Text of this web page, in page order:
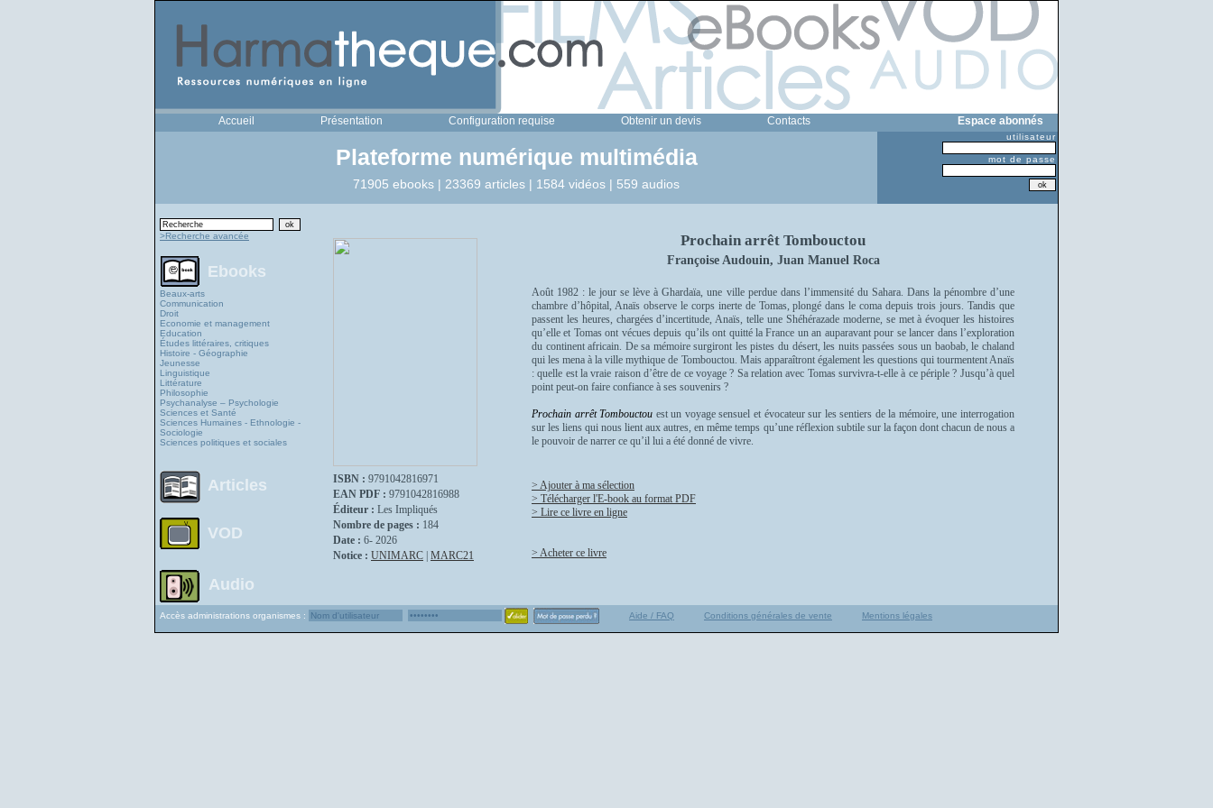
Accueil Présentation Configuration requise Obtenir un devis Contacts Espace abonnés
Plateforme numérique multimédia
71905 ebooks | 23369 articles | 1584 vidéos | 559 audios
utilisateur
mot de passe
>Recherche avancée
Ebooks
Beaux-arts
Communication
Droit
Economie et management
Education
Études littéraires, critiques
Histoire - Géographie
Jeunesse
Linguistique
Littérature
Philosophie
Psychanalyse – Psychologie
Sciences et Santé
Sciences Humaines - Ethnologie -
Sociologie
Sciences politiques et sociales
Articles
VOD
Audio
ISBN : 9791042816971
EAN PDF : 9791042816988
Éditeur : Les Impliqués
Nombre de pages : 184
Date : 6- 2026
Notice : UNIMARC MARC21
Prochain arrêt Tombouctou
Françoise Audouin, Juan Manuel Roca
Août 1982 : le jour se lève à Ghardaïa, une ville perdue dans l’immensité du Sahara. Dans la pénombre d’une
chambre d’hôpital, Anaïs observe le corps inerte de Tomas, plongé dans le coma depuis trois jours. Tandis que
passent les heures, chargées d’incertitude, Anaïs, telle une Shéhérazade moderne, se met à évoquer les histoires
qu’elle et Tomas ont vécues depuis qu’ils ont quitté la France un an auparavant pour se lancer dans l’exploration
du continent africain. De sa mémoire surgiront les pistes du désert, les nuits passées sous un baobab, le chaland
qui les mena à la ville mythique de Tombouctou. Mais apparaîtront également les questions qui tourmentent Anaïs
: quelle est la vraie raison d’être de ce voyage ? Sa relation avec Tomas survivra-t-elle à ce périple ? Jusqu’à quel
point peut-on faire confiance à ses souvenirs ?
Prochain arrêt Tombouctou est un voyage sensuel et évocateur sur les sentiers de la mémoire, une interrogation
sur les liens qui nous lient aux autres, en même temps qu’une réflexion subtile sur la façon dont chacun de nous a
le pouvoir de narrer ce qu’il lui a été donné de vivre.
> Ajouter à ma sélection
> Télécharger l'E-book au format PDF
> Lire ce livre en ligne
> Acheter ce livre
Accès administrations organismes : Aide / FAQ Conditions générales de vente Mentions légales